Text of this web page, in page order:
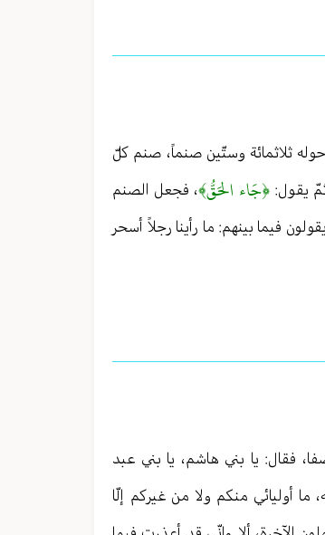
ثلاثمائة وستّين صنماً، صنم كلّ
يقول: ﴿جَاء الحَقُّ﴾، فجعل الصنم
فيما بينهم: ما رأينا رجلاً أسحر
فقال: يا بني هاشم، يا بني عبد
ما أوليائي منكم ولا من غيركم إلّا